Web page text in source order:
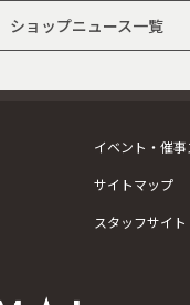
ショップニュース一覧
イベント・催
サイトマップ
スタッフサイト